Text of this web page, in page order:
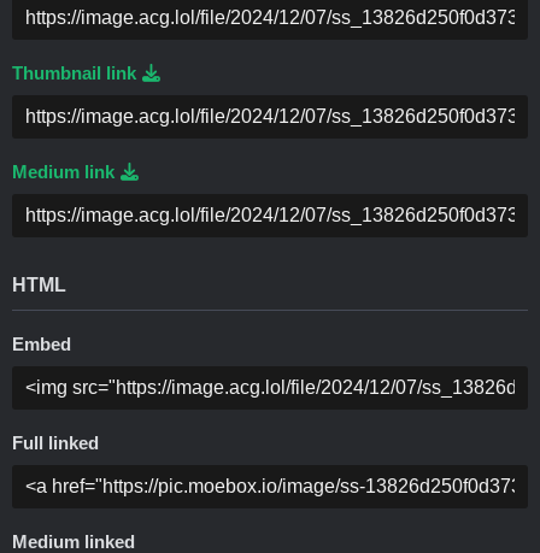
Thumbnail link
Medium link
HTML
Embed
Full linked
Medium linked